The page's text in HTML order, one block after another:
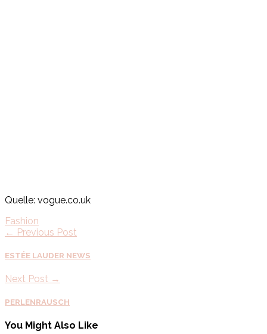
Quelle: vogue.co.uk
Fashion
← Previous Post
ESTÉE LAUDER NEWS
Next Post →
PERLENRAUSCH
You Might Also Like